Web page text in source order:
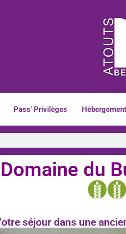
Pass’ Privilèges
Domaine du
séjour dans une